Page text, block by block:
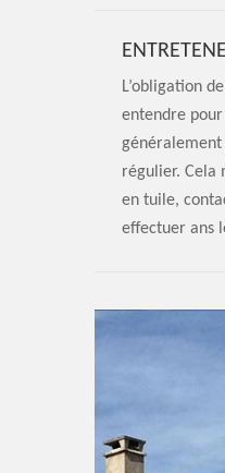
L’obligation
entendre
régulier. Cela
en tuile,
effectuer ans